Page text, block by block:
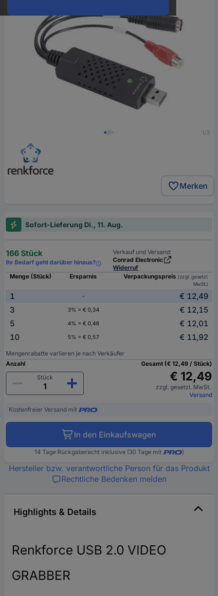
1/3
Merken
Sofort-Lieferung Di., 11. Aug.
166 Stück
Ihr Bedarf geht darüber hinaus?
Verkauf und Versand:
Conrad Electronic
Widerruf
Menge (Stück)
Ersparnis Verpackungspreis (zzgl. gesetzl.
MwSt.)
1 -
€ 12,49
3
3% = € 0,34
€ 12,15
5
4% = € 0,48
€ 12,01
10
5% = € 0,57 € 11,92
Mengenrabatte variieren je nach Verkäufer
Anzahl
Stück
Gesamt (€ 12,49 / Stück)
€ 12,49
zzgl. gesetzl. MwSt.
Versand
Kostenfreier Versand mit
In den Einkaufswagen
14 Tage Rückgaberecht inklusive (30 Tage mit )
Hersteller bzw. verantwortliche Person für das Produkt
Rechtliche Bedenken melden
Highlights & Details
Renkforce USB 2.0 VIDEO
GRABBER